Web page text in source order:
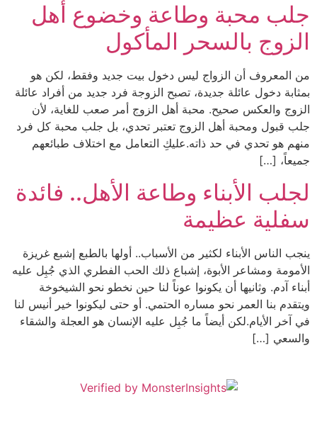
جلب محبة وطاعة وخضوع أهل
الزوج بالسحر المأكول
من المعروف أن الزواج ليس دخول بيت جديد وفقط، لكن هو
بمثابة دخول عائلة جديدة، تصبح الزوجة فرد جديد من أفراد عائلة
الزوج والعكس صحيح. محبة أهل الزوج أمر صعب للغاية، لأن
جلب قبول ومحبة أهل الزوج تعتبر تحدي، بل جلب محبة كل فرد
منهم هو تحدي في حد ذاته.عليكِ التعامل مع اختلاف طبائعهم
جميعاً، […]
لجلب الأبناء وطاعة الأهل.. فائدة
سفلية عظيمة
ينجب الناس الأبناء لكثير من الأسباب.. أولها بالطبع إشبع غريزة
الأمومة ومشاعر الأبوة، إشباع ذلك الحب الفطري الذي جُبِل عليه
أبناء آدم. وثانيها أن يكونوا عوناً لنا حين نخطو نحو الشيخوخة
ويتقدم بنا العمر نحو مساره الحتمي. أو حتى ليكونوا خير أنيس لنا
في آخر الأيام.لكن أيضاً ما جُبِل عليه الإنسان هو العجلة والشقاء
والسعي […]